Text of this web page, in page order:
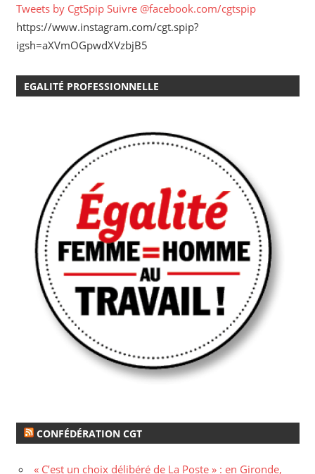
Tweets by CgtSpip Suivre @facebook.com/cgtspip
https://www.instagram.com/cgt.spip?
igsh=aXVmOGpwdXVzbjB5
EGALITÉ PROFESSIONNELLE
CONFÉDÉRATION CGT
« C’est un choix délibéré de La Poste » : en Gironde,